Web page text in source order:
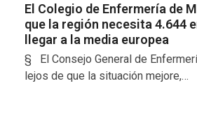
El Colegio de Enfermería de
que la región necesita 4.644
llegar a la media europea
§ El Consejo General de
lejos de que la situación mejore,…